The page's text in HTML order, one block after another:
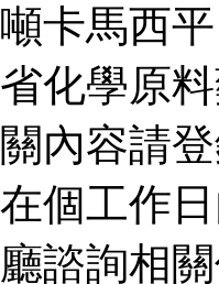
噸卡馬西
省化學原
關內容請
在個工作
廳諮詢相